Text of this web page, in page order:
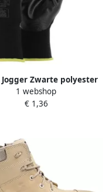
Jogger Zwarte polyester
met
nitril coating | 12
1 webshop
€ 1,36